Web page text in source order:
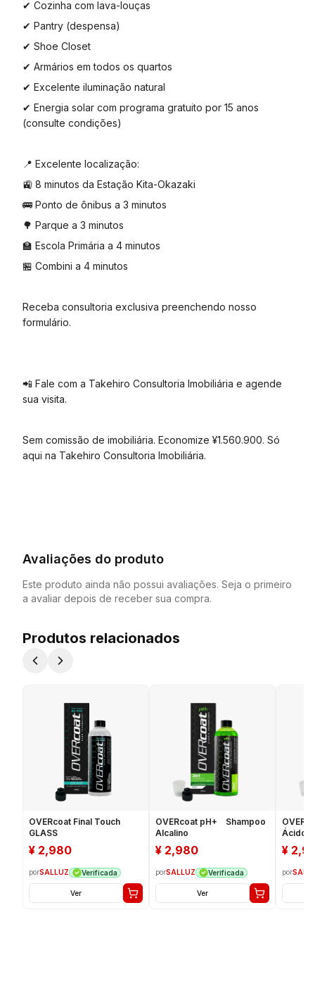
✔ Cozinha com lava-louças
✔ Pantry (despensa)
✔ Shoe Closet
✔ Armários em todos os quartos
✔ Excelente iluminação natural
✔ Energia solar com programa gratuito por 15 anos
(consulte condições)
📍 Excelente localização:
🚉 8 minutos da Estação Kita-Okazaki
🚌 Ponto de ônibus a 3 minutos
🌳 Parque a 3 minutos
🏫 Escola Primária a 4 minutos
🏪 Combini a 4 minutos
Receba consultoria exclusiva preenchendo nosso
formulário.
📲 Fale com a Takehiro Consultoria Imobiliária e agende
sua visita.
Sem comissão de imobiliária. Economize ¥1.560.900. Só
aqui na Takehiro Consultoria Imobiliária.
Avaliações do produto
Este produto ainda não possui avaliações. Seja o primeiro
a avaliar depois de receber sua compra.
Produtos relacionados
OVERcoat Final Touch
GLASS
¥ 2,980
porSALLUZ Verificada
Ver
OVERcoat pH+ Shampoo
Alcalino
¥ 2,980
porSALLUZ Verificada
Ver
Ácido
¥
por